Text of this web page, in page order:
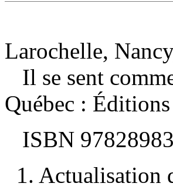
Larochelle,
Il se sent
Québec :
ISBN
1. Actualisation